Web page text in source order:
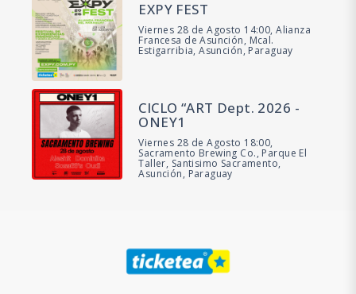
EXPY FEST
Viernes 28 de Agosto 14:00, Alianza
Francesa de Asunción, Mcal.
Estigarribia, Asunción, Paraguay
CICLO “ART Dept. 2026 -
ONEY1
Viernes 28 de Agosto 18:00,
Sacramento Brewing Co., Parque El
Taller, Santisimo Sacramento,
Asunción, Paraguay